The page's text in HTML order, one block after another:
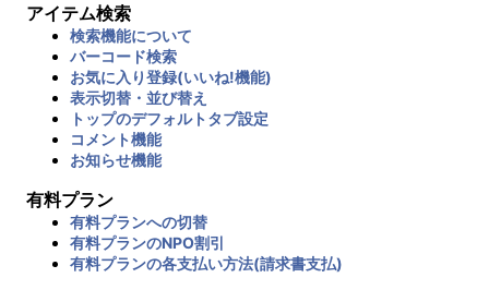
アイテム検索
検索機能について
バーコード検索
お気に入り登録(いいね!機能)
表示切替・並び替え
トップのデフォルトタブ設定
コメント機能
お知らせ機能
有料プラン
有料プランへの切替
有料プランのNPO割引
有料プランの各支払い方法(請求書支払)